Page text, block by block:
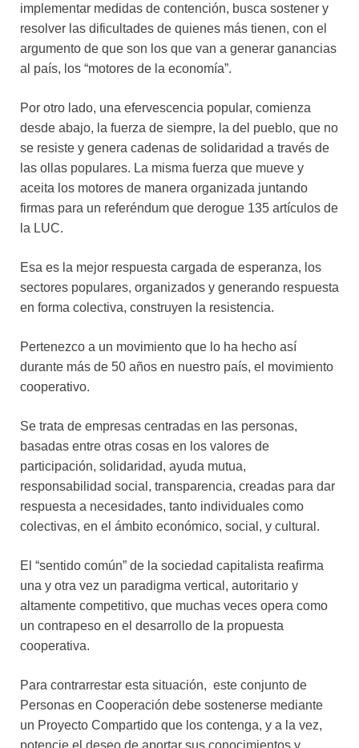
implementar medidas de contención, busca sostener y
resolver las dificultades de quienes más tienen, con el
argumento de que son los que van a generar ganancias
al país, los “motores de la economía”.
Por otro lado, una efervescencia popular, comienza
desde abajo, la fuerza de siempre, la del pueblo, que no
se resiste y genera cadenas de solidaridad a través de
las ollas populares. La misma fuerza que mueve y
aceita los motores de manera organizada juntando
firmas para un referéndum que derogue 135 artículos de
la LUC.
Esa es la mejor respuesta cargada de esperanza, los
sectores populares, organizados y generando respuesta
en forma colectiva, construyen la resistencia.
Pertenezco a un movimiento que lo ha hecho así
durante más de 50 años en nuestro país, el movimiento
cooperativo.
Se trata de empresas centradas en las personas,
basadas entre otras cosas en los valores de
participación, solidaridad, ayuda mutua,
responsabilidad social, transparencia, creadas para dar
respuesta a necesidades, tanto individuales como
colectivas, en el ámbito económico, social, y cultural.
El “sentido común” de la sociedad capitalista reafirma
una y otra vez un paradigma vertical, autoritario y
altamente competitivo, que muchas veces opera como
un contrapeso en el desarrollo de la propuesta
cooperativa.
Para contrarrestar esta situación, este conjunto de
Personas en Cooperación debe sostenerse mediante
un Proyecto Compartido que los contenga, y a la vez,
potencie el deseo de aportar sus conocimientos y